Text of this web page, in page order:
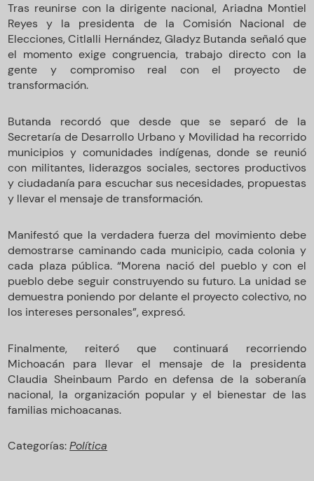
Tras reunirse con la dirigente nacional, Ariadna Montiel
Reyes y la presidenta de la Comisión Nacional de
Elecciones, Citlalli Hernández, Gladyz Butanda señaló que
el momento exige congruencia, trabajo directo con la
gente y compromiso real con el proyecto de
transformación.
Butanda recordó que desde que se separó de la
Secretaría de Desarrollo Urbano y Movilidad ha recorrido
municipios y comunidades indígenas, donde se reunió
con militantes, liderazgos sociales, sectores productivos
y ciudadanía para escuchar sus necesidades, propuestas
y llevar el mensaje de transformación.
Manifestó que la verdadera fuerza del movimiento debe
demostrarse caminando cada municipio, cada colonia y
cada plaza pública. “Morena nació del pueblo y con el
pueblo debe seguir construyendo su futuro. La unidad se
demuestra poniendo por delante el proyecto colectivo, no
los intereses personales”, expresó.
Finalmente, reiteró que continuará recorriendo
Michoacán para llevar el mensaje de la presidenta
Claudia Sheinbaum Pardo en defensa de la soberanía
nacional, la organización popular y el bienestar de las
familias michoacanas.
Categorías:Política